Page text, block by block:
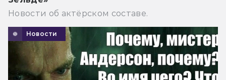
Новости об актёрском составе.
Новости